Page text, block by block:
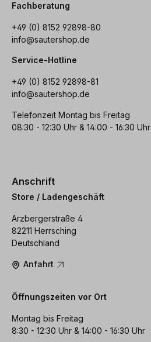
Fachberatung
+49 (0) 8152 92898-80
info@sautershop.de
Service-Hotline
+49 (0) 8152 92898-81
info@sautershop.de
Telefonzeit Montag bis Freitag
08:30 - 12:30 Uhr & 14:00 - 16:30 Uhr
Anschrift
Store / Ladengeschäft
Arzbergerstraße 4
82211 Herrsching
Deutschland
Anfahrt
Öffnungszeiten vor Ort
Montag bis Freitag
8:30 - 12:30 Uhr & 14:00 - 16:30 Uhr